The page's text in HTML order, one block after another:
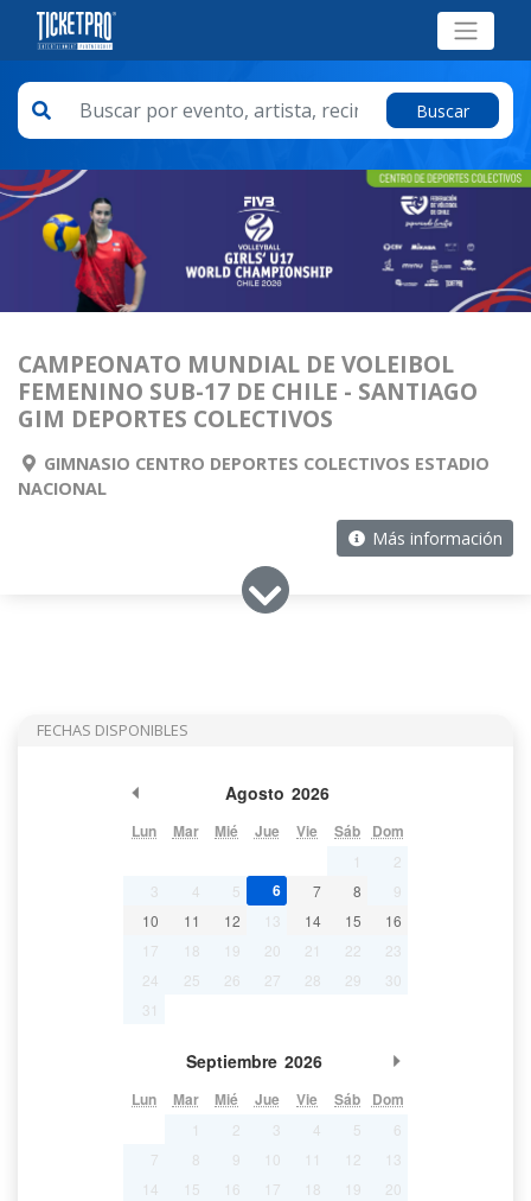
Buscar
CAMPEONATO MUNDIAL DE VOLEIBOL
FEMENINO SUB-17 DE CHILE - SANTIAGO
GIM DEPORTES COLECTIVOS
GIMNASIO CENTRO DEPORTES COLECTIVOS ESTADIO
NACIONAL
Más información
FECHAS DISPONIBLES
Agosto 2026
Mes Anterior
Lun Mar Mié Jue Vie Sáb Dom
1
2
3
4 5 6 7 8
9
10
11 12 13 14 15
16
17
18 19 20 21 22
23
24
25 26 27 28 29
30
31
Septiembre 2026
Lun Mar Mié Jue Vie Sáb Dom
1 2 3 4 5
6
7
8 9 10 11 12
13
14
15 16 17 18 19
20